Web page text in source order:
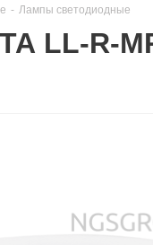
- Лампы светодиодные
LL-R-